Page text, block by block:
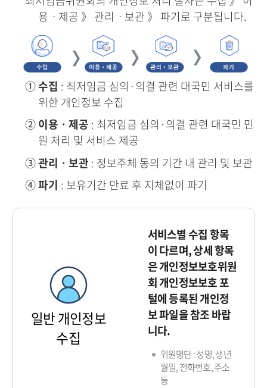
용ㆍ제공 》 관리ㆍ보관 》 파기로 구분됩니다.
①수집 : 최저임금 심의·의결 관련 대국민 서비스를
위한 개인정보 수집
② 이용ㆍ제공 : 최저임금 심의·의결 관련 대국민 민
원 처리 및 서비스 제공
③관리ㆍ보관 : 정보주체 동의 기간 내 관리 및 보관
④파기 : 보유기간 만료 후 지체없이 파기
일반 개인정보
수집
서비스별 수집 항목
이 다르며, 상세 항목
은 개인정보보호위원
회 개인정보보호 포
털에 등록된 개인정
보 파일을 참조 바랍
니다.
위원명단 : 성명, 생년
월일, 전화번호, 주소
등